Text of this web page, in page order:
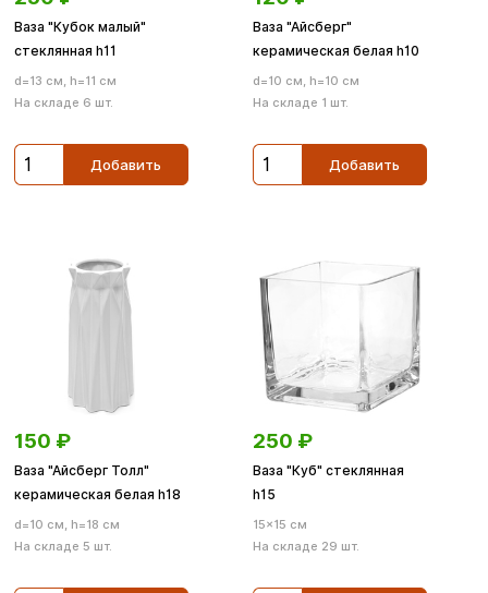
Ваза "Кубок малый"
стеклянная h11
d=13 см, h=11 см
На складе 6 шт.
Добавить
Ваза "Айсберг"
керамическая белая h10
d=10 см, h=10 см
На складе 1 шт.
Добавить
150 ₽
Ваза "Айсберг Толл"
керамическая белая h18
d=10 см, h=18 см
На складе 5 шт.
250 ₽
Ваза "Куб" стеклянная
h15
15×15 см
На складе 29 шт.